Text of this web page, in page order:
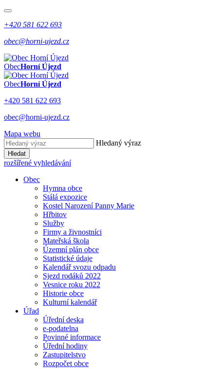
+420 581 622 693
obec@horni-ujezd.cz
ObecHorní Újezd
ObecHorní Újezd
+420 581 622 693
obec@horni-ujezd.cz
Mapa webu
Hledaný výraz
Hledat
rozšířené vyhledávání
Obec
Hymna obce
Stálá expozice
Kostel Narození Panny Marie
Hřbitov
Služby
Firmy a živnostníci
Mateřská škola
Územní plán obce
Statistické údaje
Kalendář svozu odpadu
Sjezd rodáků 2022
Vesnice roku 2022
Historie obce
Kulturní kalendář
Úřad
Úřední deska
e-podatelna
Povinné informace
Úřední hodiny
Zastupitelstvo
Rozpočet obce